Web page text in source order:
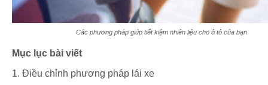
Các phương pháp giúp tiết kiệm nhiên liệu cho ô tô của bạn
Mục lục bài viết
1. Điều chỉnh phương pháp lái xe